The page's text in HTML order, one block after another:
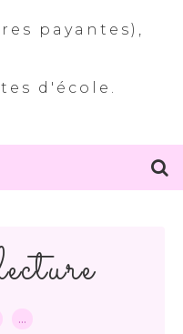
payantes),
d'école.
…